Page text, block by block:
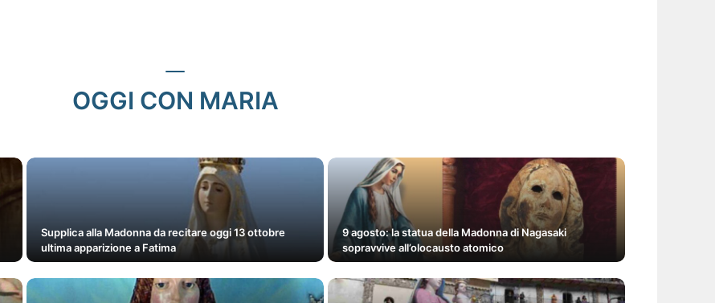
OGGI CON MARIA
Supplica alla Madonna da recitare oggi 13 ottobre
ultima apparizione a Fatima
9 agosto: la statua della Madonna di Nagasaki
sopravvive all’olocausto atomico